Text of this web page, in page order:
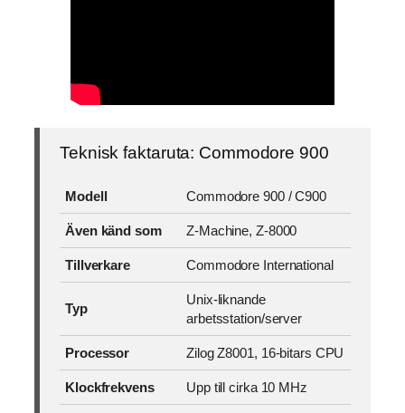
Teknisk faktaruta: Commodore 900
Modell Commodore 900 / C900
Även känd som Z-Machine, Z-8000
Tillverkare Commodore International
Typ
Unix-liknande
arbetsstation/server
Processor Zilog Z8001, 16-bitars CPU
Klockfrekvens Upp till cirka 10 MHz